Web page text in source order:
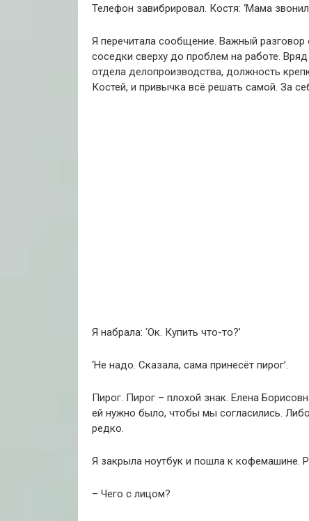
Телефон завибрировал. Костя: ‘Мама
Я перечитала сообщение. Важный
соседки сверху до проблем на работе.
отдела делопроизводства, должность
Костей, и привычка всё решать самой. За
Я набрала: ‘Ок. Купить что-то?’
‘Не надо. Сказала, сама принесёт пирог’.
Пирог. Пирог – плохой знак. Елена
ей нужно было, чтобы мы согласились.
редко.
Я закрыла ноутбук и пошла к кофемашине.
– Чего с лицом?